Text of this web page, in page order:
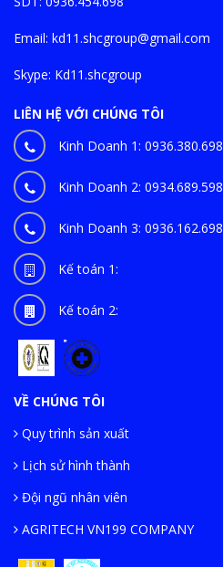
Email: kd11.shcgroup@gmail.com
Skype: Kd11.shcgroup
LIÊN HỆ VỚI CHÚNG TÔI
Kinh Doanh 1: 0936.380.698
Kinh Doanh 2: 0934.689.598
Kinh Doanh 3: 0936.162.698
Kế toán 1:
Kế toán 2:
VỀ CHÚNG TÔI
Quy trình sản xuất
Lịch sử hình thành
Đội ngũ nhân viên
AGRITECH VN199 COMPANY